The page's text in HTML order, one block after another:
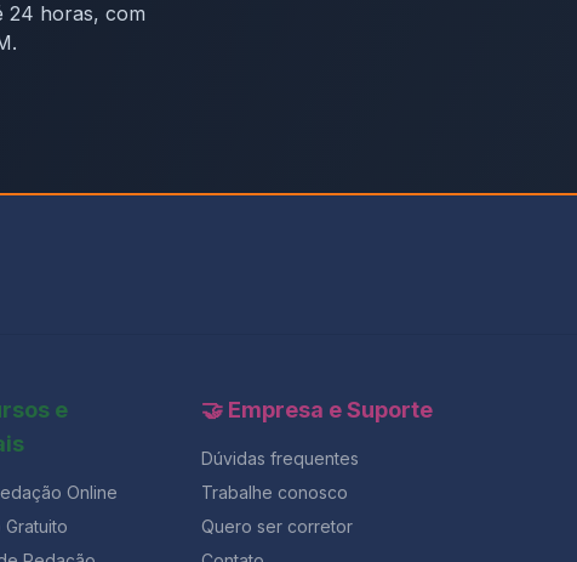
24 horas, com
e
Online
🤝 Empresa e Suporte
Dúvidas frequentes
Trabalhe conosco
Quero ser corretor